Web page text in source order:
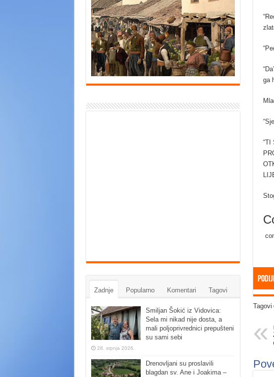
ga
“TI
Tagovi
Zadnje Popularno Komentari Tagovi
Smiljan Šokić iz Vidovica:
Sela mi nikad nije dosta, a
mali poljoprivrednici prepušteni
su sami sebi
28. srpnja 2026.
Drenovljani su proslavili
blagdan sv. Ane i Joakima –